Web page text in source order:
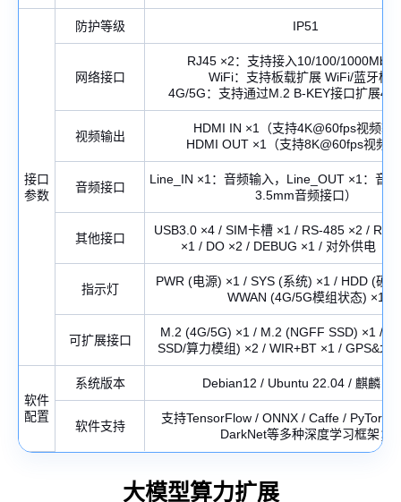
接口
参数
防护等级 IP51
网络接口
RJ45 ×2：支持接入10/100/
WiFi：支持板载扩展 WiFi/蓝牙模
4G/5G：支持通过M.2 B-KEY接口扩展
视频输出
HDMI IN ×1（支持4K@60fps视频输
HDMI OUT ×1（支持8K@60fps视频
音频接口
Line_IN ×1：音频输入，Line_OUT ×1：音
3.5mm音频接口）
其他接口
USB3.0 ×4 / SIM卡槽 ×1 / RS-485 ×2 / RS-
×1 / DO ×2 / DEBUG ×1 / 对外供电（
指示灯
PWR (电源) ×1 / SYS (系统) ×1 / HDD (硬
WWAN (4G/5G模组状态) ×1
可扩展接口
M.2 (4G/5G) ×1 / M.2 (NGFF SSD) ×1 /
SSD/算力模组) ×2 / WIR+BT ×1 / GPS&北
软件
配置
系统版本 Debian12 / Ubuntu 22.04 / 麒麟 可
软件支持
支持TensorFlow / ONNX / Caffe / PyTorch
DarkNet等多种深度学习框架；
大模型算力扩展